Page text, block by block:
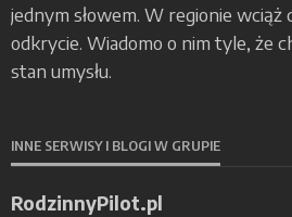
jednym słowem. W regionie wciąż
odkrycie. Wiadomo o nim tyle, że
stan umysłu.
INNE SERWISY I BLOGI W GRUPIE
RodzinnyPilot.pl